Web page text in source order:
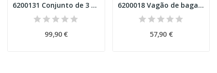
6200131 Conjunto de 3 carruagens da DR
99,90 €
6200018 Vagão de bagagens Época IV Esc H0
57,90 €